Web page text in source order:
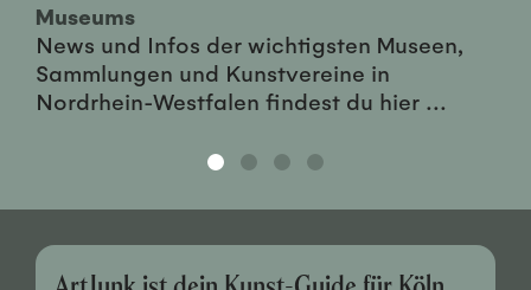
Museums
News und Infos der wichtigsten Museen,
Sammlungen und Kunstvereine in
Nordrhein-Westfalen findest du hier ...